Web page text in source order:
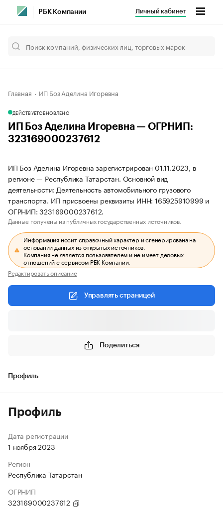
РБК Компании Личный кабинет
Главная ИП Боз Аделина Игоревна
ДЕЙСТВУЕТОБНОВЛЕНО
ИП Боз Аделина Игоревна — ОГРНИП:
323169000237612
ИП Боз Аделина Игоревна зарегистрирован 01.11.2023, в
регионе — Республика Татарстан. Основной вид
деятельности: Деятельность автомобильного грузового
транспорта. ИП присвоены реквизиты ИНН: 165925910999 и
ОГРНИП: 323169000237612.
Данные получены из публичных государственных источников.
Информация носит справочный характер и сгенерирована на
основании данных из открытых источников.
Компания не является пользователем и не имеет деловых
отношений с сервисом РБК Компании.
Редактировать описание
Управлять страницей
Поделиться
Профиль
Профиль
Дата регистрации
1 ноября 2023
Регион
Республика Татарстан
ОГРНИП
323169000237612